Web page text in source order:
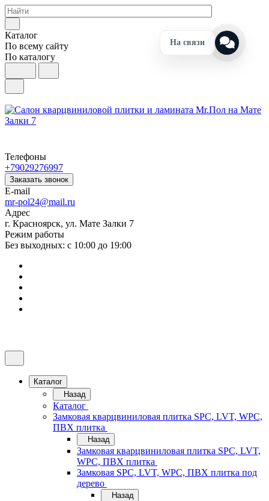
Каталог
По всему сайту
По каталогу
Телефоны
+79029276997
Заказать звонок
E-mail
mr-pol24@mail.ru
Адрес
г. Красноярск, ул. Мате Залки 7
Режим работы
Без выходных: с 10:00 до 19:00
Каталог
Назад
Каталог
Замковая кварцвиниловая плитка SPC, LVT, WPC,
ПВХ плитка
Назад
Замковая кварцвиниловая плитка SPC, LVT,
WPC, ПВХ плитка
Замковая SPC, LVT, WPC, ПВХ плитка под
дерево
Назад
На связи